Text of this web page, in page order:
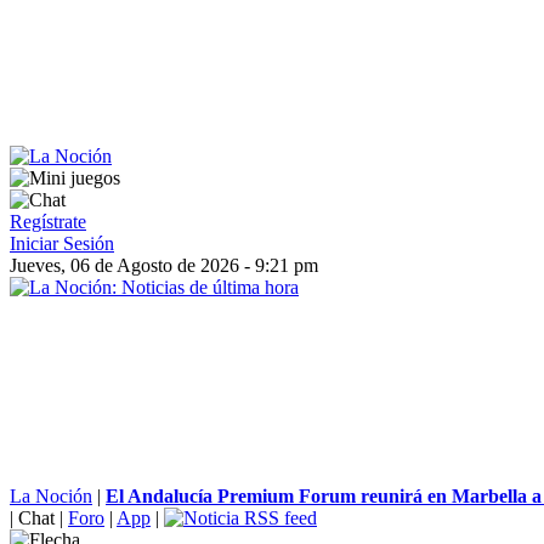
Regístrate
Iniciar Sesión
Jueves, 06 de Agosto de 2026 - 9:21 pm
La Noción | El Andalucía Premium Forum reunirá en Marbella a
| Chat | Foro | App |